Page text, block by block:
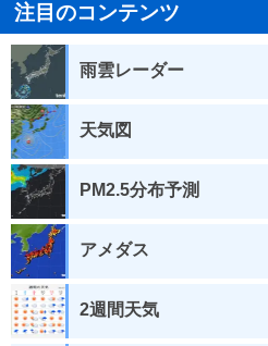
注目のコンテンツ
雨雲レーダー
天気図
PM2.5分布予測
アメダス
2週間天気